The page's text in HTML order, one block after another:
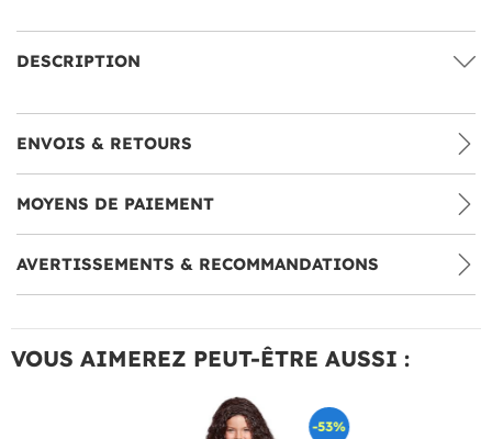
DESCRIPTION
ENVOIS & RETOURS
MOYENS DE PAIEMENT
AVERTISSEMENTS & RECOMMANDATIONS
VOUS AIMEREZ PEUT-ÊTRE AUSSI :
-53%